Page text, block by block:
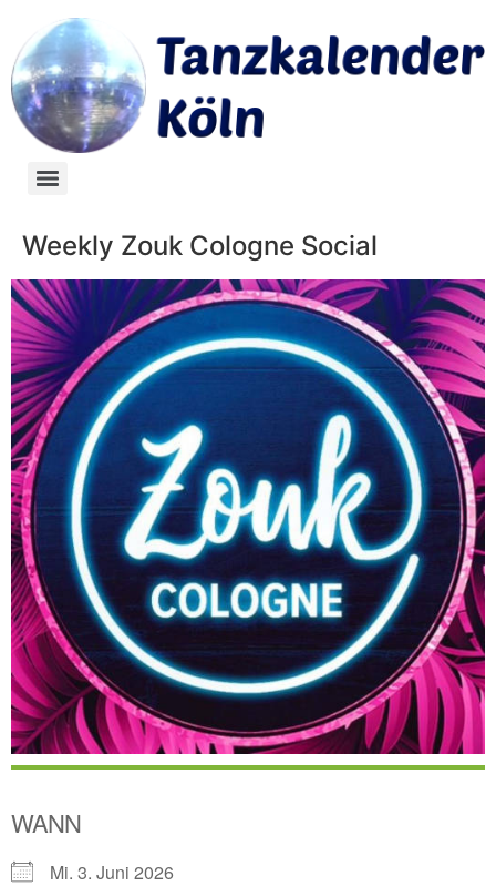
Weekly Zouk Cologne Social
WANN
Mi. 3. Juni 2026